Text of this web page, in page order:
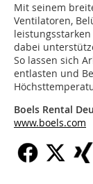
Mit seinem
Ventilatoren,
dabei
So lassen sich
entlasten und
Boels Rental
www.boels.com